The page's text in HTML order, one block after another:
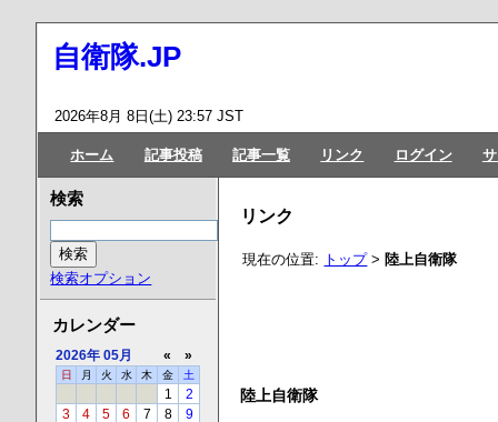
自衛隊.JP
2026年8月 8日(土) 23:57 JST
ホーム 記事投稿 記事一覧 リンク ログイン
リンク
現在の位置: トップ> 陸上自衛隊
陸上自衛隊
検索
検索オプション
カレンダー
2026年 05月 « »
日 月 火 水 木 金 土
1
2
3
4 5 6 7 8
9